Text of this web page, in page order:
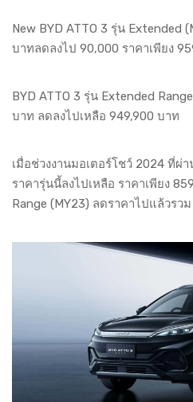
New BYD ATTO 3 รุ่น Extended
บาทลดลงไป 90,000 ราคาเพียง
BYD ATTO 3 รุ่น Extended
บาท ลดลงไปเหลือ 949,900 บาท
เมื่อช่วงงานมอเตอร์โชว์ 2024 ที่ผ่
ราคารุ่นนี้ลงไปเหลือ ราคาเพียง
Range (MY23) ลดราคาไปแล้วรว